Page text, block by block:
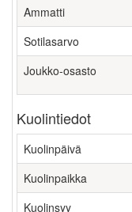
Ammatti
Sotilasarvo
Joukko-osasto
Kuolintiedot
Kuolinpäivä
Kuolinpaikka
Kuolinsyy